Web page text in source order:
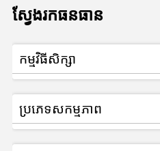
ស្វែងរកធនធាន
កម្មវិធីសិក្សា
ប្រភេទសកម្មភាព